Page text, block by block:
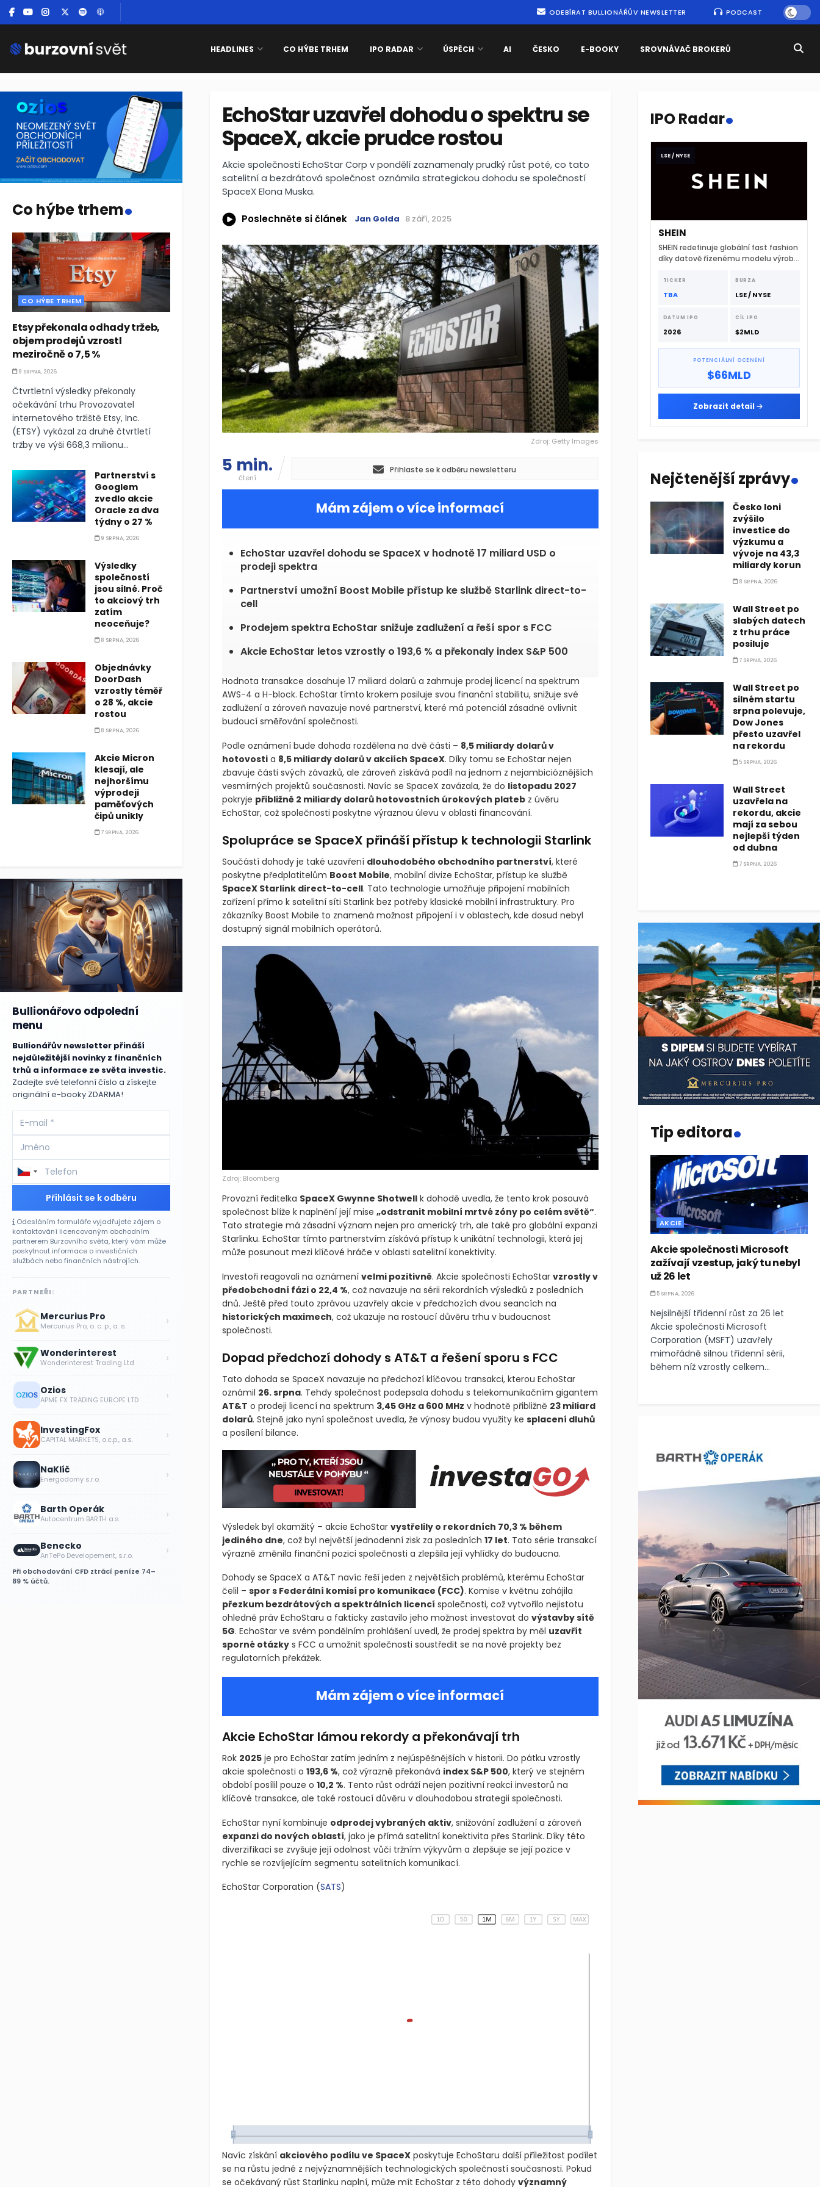
ODEBÍRAT BULLIONÁŘŮV NEWSLETTER PODCAST
HEADLINES CO HÝBE TRHEM IPO RADAR ÚSPĚCH AI ČESKO E-BOOKY SROVNÁVAČ BROKERŮ
EchoStar uzavřel dohodu o spektru se
SpaceX, akcie prudce rostou
Akcie společnosti EchoStar Corp v pondělí zaznamenaly prudký růst poté, co tato
satelitní a bezdrátová společnost oznámila strategickou dohodu se společností
SpaceX Elona Muska.
Poslechněte si článek Jan Golda 8 září, 2025
Zdroj: Getty Images
5 min.
čtení
Přihlaste se k odběru newsletteru
Mám zájem o více informací
EchoStar uzavřel dohodu se SpaceX v hodnotě 17 miliard USD o
prodeji spektra
Partnerství umožní Boost Mobile přístup ke službě Starlink direct-to-
cell
Prodejem spektra EchoStar snižuje zadlužení a řeší spor s FCC
Akcie EchoStar letos vzrostly o 193,6 % a překonaly index S&P 500
Hodnota transakce dosahuje 17 miliard dolarů a zahrnuje prodej licencí na spektrum
AWS-4 a H-block. EchoStar tímto krokem posiluje svou finanční stabilitu, snižuje své
zadlužení a zároveň navazuje nové partnerství, které má potenciál zásadně ovlivnit
budoucí směřování společnosti.
Podle oznámení bude dohoda rozdělena na dvě části – 8,5 miliardy dolarů v
hotovostia 8,5 miliardy dolarů v akciích SpaceX. Díky tomu se EchoStar nejen
zbavuje části svých závazků, ale zároveň získává podíl na jednom z nejambicióznějších
vesmírných projektů současnosti. Navíc se SpaceX zavázala, že do listopadu 2027
pokryje přibližně 2 miliardy dolarů hotovostních úrokových platebz úvěru
EchoStar, což společnosti poskytne výraznou úlevu v oblasti financování.
Spolupráce se SpaceX přináší přístup k technologii Starlink
Součástí dohody je také uzavření dlouhodobého obchodního partnerství, které
poskytne předplatitelům Boost Mobile, mobilní divize EchoStar, přístup ke službě
SpaceX Starlink direct-to-cell. Tato technologie umožňuje připojení mobilních
zařízení přímo k satelitní síti Starlink bez potřeby klasické mobilní infrastruktury. Pro
zákazníky Boost Mobile to znamená možnost připojení i v oblastech, kde dosud nebyl
dostupný signál mobilních operátorů.
Zdroj: Bloomberg
Provozní ředitelka SpaceX Gwynne Shotwellk dohodě uvedla, že tento krok posouvá
společnost blíže k naplnění její mise „odstranit mobilní mrtvé zóny po celém světě“.
Tato strategie má zásadní význam nejen pro americký trh, ale také pro globální expanzi
Starlinku. EchoStar tímto partnerstvím získává přístup k unikátní technologii, která jej
může posunout mezi klíčové hráče v oblasti satelitní konektivity.
Investoři reagovali na oznámení velmi pozitivně. Akcie společnosti EchoStar vzrostly v
předobchodní fázi o 22,4 %, což navazuje na sérii rekordních výsledků z posledních
dnů. Ještě před touto zprávou uzavřely akcie v předchozích dvou seancích na
historických maximech, což ukazuje na rostoucí důvěru trhu v budoucnost
společnosti.
Dopad předchozí dohody s AT&T a řešení sporu s FCC
Tato dohoda se SpaceX navazuje na předchozí klíčovou transakci, kterou EchoStar
oznámil 26. srpna. Tehdy společnost podepsala dohodu s telekomunikačním gigantem
AT&T o prodeji licencí na spektrum 3,45 GHz a 600 MHz v hodnotě přibližně 23 miliard
dolarů. Stejně jako nyní společnost uvedla, že výnosy budou využity ke splacení dluhů
a posílení bilance.
Výsledek byl okamžitý – akcie EchoStar vystřelily o rekordních 70,3 % během
jediného dne, což byl největší jednodenní zisk za posledních 17 let. Tato série transakcí
výrazně změnila finanční pozici společnosti a zlepšila její vyhlídky do budoucna.
Dohody se SpaceX a AT&T navíc řeší jeden z největších problémů, kterému EchoStar
čelil – spor s Federální komisí pro komunikace (FCC). Komise v květnu zahájila
přezkum bezdrátových a spektrálních licencí společnosti, což vytvořilo nejistotu
ohledně práv EchoStaru a fakticky zastavilo jeho možnost investovat do výstavby sítě
5G. EchoStar ve svém pondělním prohlášení uvedl, že prodej spektra by měl uzavřít
sporné otázkys FCC a umožnit společnosti soustředit se na nové projekty bez
regulatorních překážek.
Mám zájem o více informací
Akcie EchoStar lámou rekordy a překonávají trh
Rok 2025je pro EchoStar zatím jedním z nejúspěšnějších v historii. Do pátku vzrostly
akcie společnosti o 193,6 %, což výrazně překonává index S&P 500, který ve stejném
období posílil pouze o 10,2 %. Tento růst odráží nejen pozitivní reakci investorů na
klíčové transakce, ale také rostoucí důvěru v dlouhodobou strategii společnosti.
EchoStar nyní kombinuje odprodej vybraných aktiv, snižování zadlužení a zároveň
expanzi do nových oblastí, jako je přímá satelitní konektivita přes Starlink. Díky této
diverzifikaci se zvyšuje její odolnost vůči tržním výkyvům a zlepšuje se její pozice v
rychle se rozvíjejícím segmentu satelitních komunikací.
EchoStar Corporation (SATS)
Navíc získání akciového podílu ve SpaceXposkytuje EchoStaru další příležitost podílet
se na růstu jedné z nejvýznamnějších technologických společností současnosti. Pokud
se očekávaný růst Starlinku naplní, může mít EchoStar z této dohody významný
Co hýbe trhem.
CO HÝBE TRHEM
Etsy překonala odhady tržeb,
objem prodejů vzrostl
meziročně o 7,5 %
9 SRPNA, 2026
Čtvrtletní výsledky překonaly
očekávání trhu Provozovatel
internetového tržiště Etsy, Inc.
(ETSY) vykázal za druhé čtvrtletí
tržby ve výši 668,3 milionu...
Partnerství s
Googlem
zvedlo akcie
Oracle za dva
týdny o 27 %
9 SRPNA, 2026
Výsledky
společností
jsou silné. Proč
to akciový trh
zatím
neoceňuje?
8 SRPNA, 2026
Objednávky
DoorDash
vzrostly téměř
o 28 %, akcie
rostou
8 SRPNA, 2026
Akcie Micron
klesají, ale
nejhoršímu
výprodeji
paměťových
čipů unikly
7 SRPNA, 2026
Bullionářovo odpolední
menu
Bullionářův newsletter přináší
nejdůležitější novinky z finančních
trhů a informace ze světa investic.
Zadejte své telefonní číslo a získejte
originální e-booky ZDARMA!
Přihlásit se k odběru
Odesláním formuláře vyjadřujete zájem o
kontaktování licencovaným obchodním
partnerem Burzovního světa, který vám může
poskytnout informace o investičních
službách nebo finančních nástrojích.
PARTNEŘI:
Mercurius Pro
Mercurius Pro, o. c. p., a. s. ›
Wonderinterest
Wonderinterest Trading Ltd ›
Ozios
APME FX TRADING EUROPE LTD ›
InvestingFox
CAPITAL MARKETS, o.c.p., a.s. ›
NaKlíč
Energodomy s.r.o. ›
Barth Operák
Autocentrum BARTH a.s. ›
Benecko
AnTePo Developement, s.r.o. ›
Při obchodování CFD ztrácí peníze 74–
89 % účtů.
IPO Radar.
LSE / NYSE
SHEIN
SHEIN redefinuje globální fast fashion
díky datově řízenému modelu výroby
dodavatelskému řetězci.
TICKER
TBA
BURZA
LSE / NYSE
DATUM IPO
2026
CÍL IPO
$2MLD
POTENCIÁLNÍ OCENĚNÍ
$66MLD
Zobrazit detail
Nejčtenější zprávy.
Česko loni
zvýšilo
investice do
výzkumu a
vývoje na 43,3
miliardy korun
8 SRPNA, 2026
Wall Street po
slabých datech
z trhu práce
posiluje
7 SRPNA, 2026
Wall Street po
silném startu
srpna polevuje,
Dow Jones
přesto uzavřel
na rekordu
5 SRPNA, 2026
Wall Street
uzavřela na
rekordu, akcie
mají za sebou
nejlepší týden
od dubna
7 SRPNA, 2026
Tip editora.
AKCIE
Akcie společnosti Microsoft
zažívají vzestup, jaký tu nebyl
už 26 let
5 SRPNA, 2026
Nejsilnější třídenní růst za 26 let
Akcie společnosti Microsoft
Corporation (MSFT) uzavřely
mimořádně silnou třídenní sérii,
během níž vzrostly celkem...